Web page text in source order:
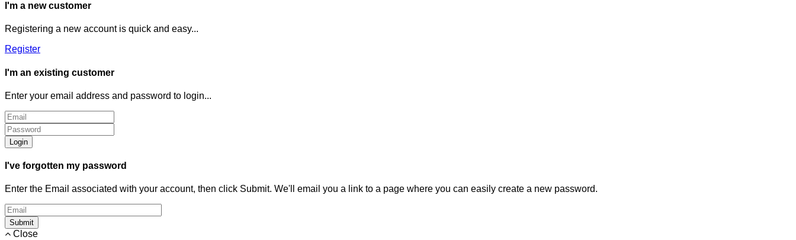
I'm a new customer
Registering a new account is quick and easy...
Register
I'm an existing customer
Enter your email address and password to login...
Login
I've forgotten my password
Enter the Email associated with your account, then click Submit. We'll email you a link to a page where you can easily create a new password.
Submit
Close